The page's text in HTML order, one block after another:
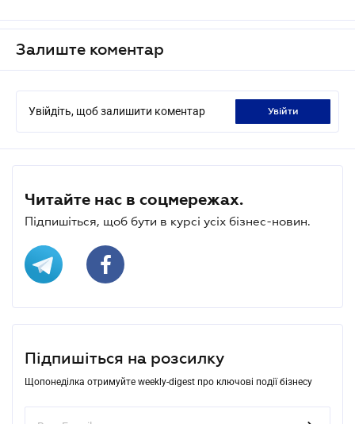
Залиште коментар
Увійдіть, щоб залишити коментар увійти
Читайте нас в соцмережах.
Підпишіться, щоб бути в курсі усіх бізнес-новин.
Підпишіться на розсилку
Щопонеділка отримуйте weekly-digest про ключові події бізнесу